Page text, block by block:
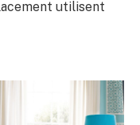
utilisent